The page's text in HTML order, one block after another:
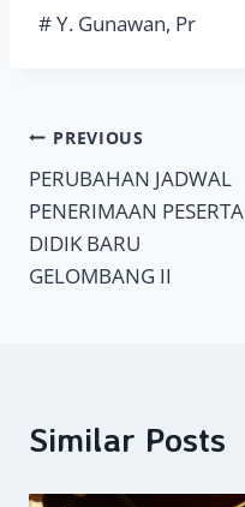
# Y. Gunawan, Pr
Navigasi
pos
PREVIOUS
PERUBAHAN JADWAL
PENERIMAAN PESERTA
DIDIK BARU
GELOMBANG II
Similar Posts